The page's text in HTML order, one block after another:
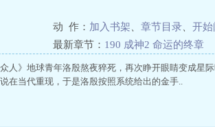
动 作： 加入书架 章节目录
开始
最新章节： 190 成神2 命运的终章
人》地球青年洛殷熬夜猝死，再次睁开眼睛变成星
在当代重现，于是洛殷按照系统给出的金手..